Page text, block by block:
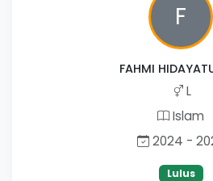
F
FAHMI
L
Islam
2024 -
Lulus